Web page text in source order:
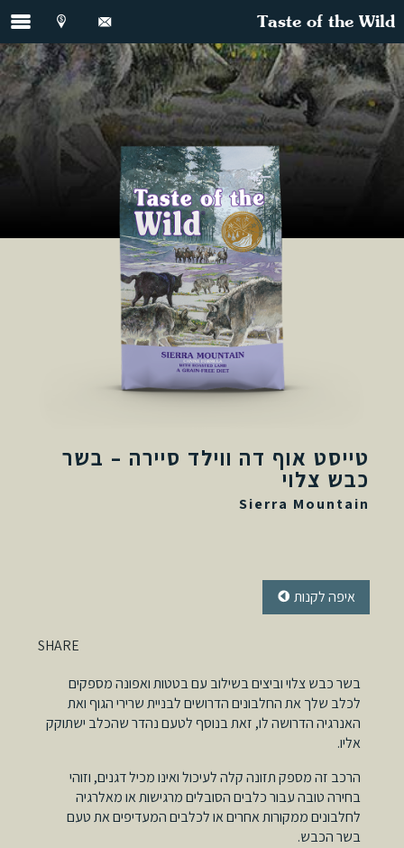
Taste of the Wild
טייסט אוף דה ווילד סיירה – בשר
כבש צלוי
Sierra Mountain
איפהלקנות
SHARE
בשר כבש צלוי וביצים בשילוב עם בטטות ואפונה מספקים
לכלב שלך את החלבונים הדרושים לבניית שרירי הגוף ואת
האנרגיה הדרושה לו, זאת בנוסף לטעם נהדר שהכלב ישתוקק
אליו.
הרכב זה מספק תזונה קלה לעיכול ואינו מכיל דגנים, וזוהי
בחירה טובה עבור כלבים הסובלים מרגישות או מאלרגיה
לחלבונים ממקורות אחרים או לכלבים המעדיפים את טעם
בשר הכבש.